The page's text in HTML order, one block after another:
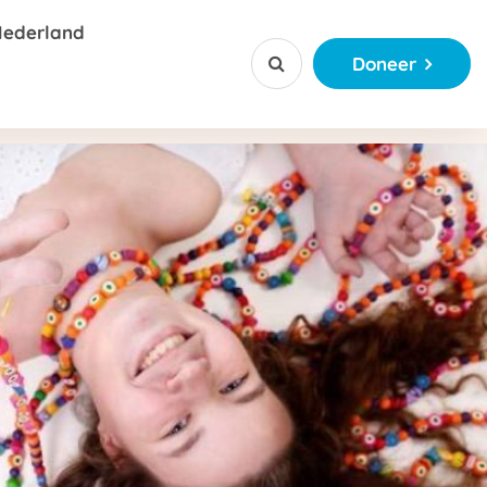
app
of Kanjerketting sponsoren
voor bedrijven
 Doneer